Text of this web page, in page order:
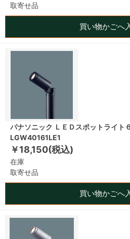
取寄せ品
買い物かごへ
パナソニック ＬＥＤスポットライト
LGW40161LE1
￥18,150(税込)
在庫
取寄せ品
買い物かごへ